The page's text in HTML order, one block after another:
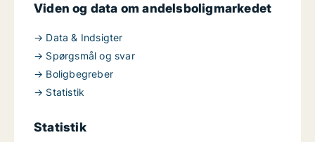
Viden og data om andelsboligmarkedet
→ Data & Indsigter
→ Spørgsmål og svar
→ Boligbegreber
→ Statistik
Statistik